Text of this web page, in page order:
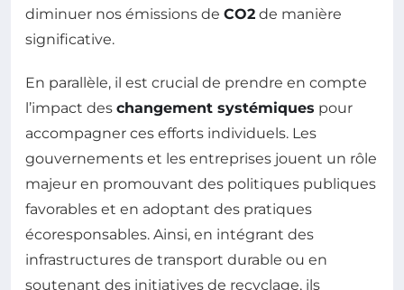
diminuer nos émissions de CO2 de manière
significative.
En parallèle, il est crucial de prendre en compte
l’impact des changement systémiques pour
accompagner ces efforts individuels. Les
gouvernements et les entreprises jouent un rôle
majeur en promouvant des politiques publiques
favorables et en adoptant des pratiques
écoresponsables. Ainsi, en intégrant des
infrastructures de transport durable ou en
soutenant des initiatives de recyclage, ils